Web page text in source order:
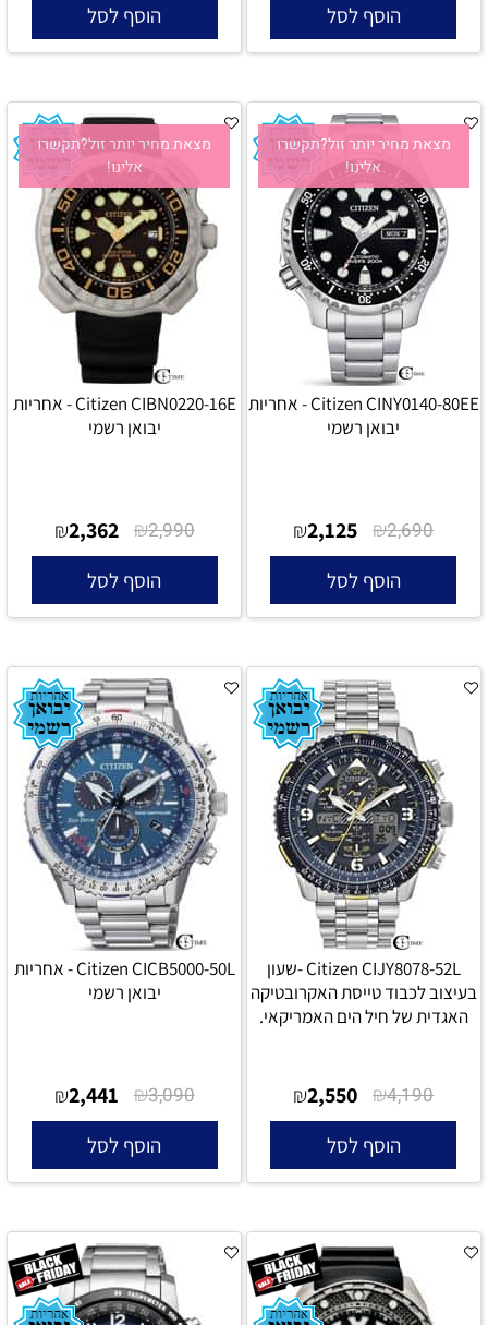
הוסף לסל הוסף לסל
מצאת מחיר יותר זול?תקשרו
אלינו!
Citizen CINY0140-80EE - אחריות
יבואן רשמי
₪2,690
₪2,125
הוסף לסל
מצאת מחיר יותר זול?תקשרו
אלינו!
Citizen CIBN0220-16E - אחריות
יבואן רשמי
₪2,990
₪2,362
הוסף לסל
Citizen CIJY8078-52L -שעון
בעיצוב לכבוד טייסת האקרובטיקה
האגדית של חיל הים האמריקאי.
₪4,190
₪2,550
הוסף לסל
Citizen CICB5000-50L - אחריות
יבואן רשמי
₪3,090
₪2,441
הוסף לסל